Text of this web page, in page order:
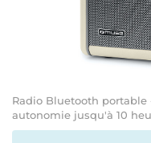
Radio Bluetooth portable
autonomie jusqu'à 10